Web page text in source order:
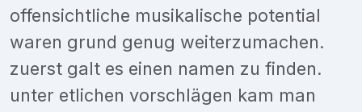
offensichtliche musikalische potential
waren grund genug weiterzumachen.
zuerst galt es einen namen zu finden.
unter etlichen vorschlägen kam man